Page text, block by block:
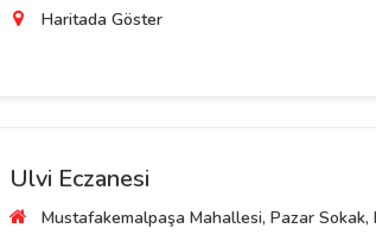
Haritada Göster
Ulvi Eczanesi
Mustafakemalpaşa Mahallesi, Pazar Sokak,